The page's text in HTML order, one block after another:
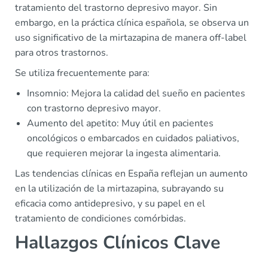
tratamiento del trastorno depresivo mayor. Sin
embargo, en la práctica clínica española, se observa un
uso significativo de la mirtazapina de manera off-label
para otros trastornos.
Se utiliza frecuentemente para:
Insomnio: Mejora la calidad del sueño en pacientes
con trastorno depresivo mayor.
Aumento del apetito: Muy útil en pacientes
oncológicos o embarcados en cuidados paliativos,
que requieren mejorar la ingesta alimentaria.
Las tendencias clínicas en España reflejan un aumento
en la utilización de la mirtazapina, subrayando su
eficacia como antidepresivo, y su papel en el
tratamiento de condiciones comórbidas.
Hallazgos Clínicos Clave